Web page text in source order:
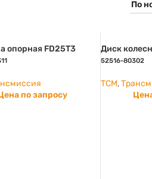
опорная FD25T3
по запросу
Диск
52516-80302
TCM,